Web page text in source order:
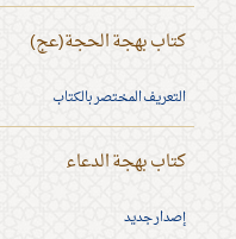
كتاب بهجة الحجة(عج)
التعريف المختصر بالكتاب
كتاب بهجة الدعاء
إصدار جديد